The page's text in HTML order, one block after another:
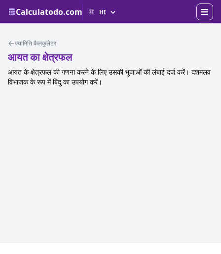
Calculatodo.com
ज्यामिति कैलकुलेटर
आयत का क्षेत्रफल
आयत के क्षेत्रफल की गणना करने के लिए उसकी भुजाओं की लंबाई दर्ज करें। दशमलव
विभाजक के रूप में बिंदु का उपयोग करें।